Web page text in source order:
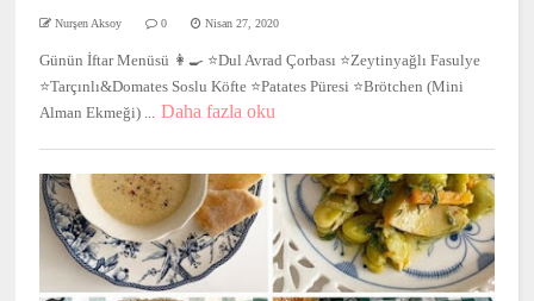
Nurşen Aksoy 0 Nisan 27, 2020
Günün İftar Menüsü 👩‍🍳 ⭐️Dul Avrad Çorbası ⭐️Zeytinyağlı Fasulye
⭐️Tarçınlı&Domates Soslu Köfte ⭐️Patates Püresi ⭐️Brötchen (Mini
Alman Ekmeği) ... Daha fazla oku